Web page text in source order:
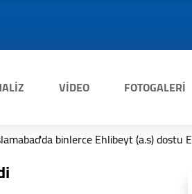
VİDEO FOTOGALERİ
Erbain yürüyüşüne katıldı